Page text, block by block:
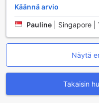
laadukkaat
pimennysverhoilla, jotka
pehmeät vuodevaatteet
mukavuutta ja
Ravintolapalvelut St.
St. Giles Southkey -
vierailleen
paikalliset maut ja
Käännä arvio
Pauline Singapore |
Näytä
Takaisin